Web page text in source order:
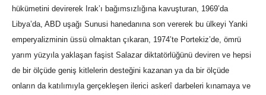
hükümetini devirerek Irak’ı bağımsızlığına kavuşturan, 1969’da
Libya’da, ABD uşağı Sunusi hanedanına son vererek bu ülkeyi Yanki
emperyalizminin üssü olmaktan çıkaran, 1974’te Portekiz’de, ömrü
yarım yüzyıla yaklaşan faşist Salazar diktatörlüğünü deviren ve hepsi
de bir ölçüde geniş kitlelerin desteğini kazanan ya da bir ölçüde
onların da katılımıyla gerçekleşen ilerici askerî darbeleri kınamaya ve